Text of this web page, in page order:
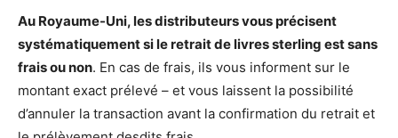
Au Royaume-Uni, les distributeurs vous précisent
systématiquement si le retrait de livres sterling est sans
frais ou non. En cas de frais, ils vous informent sur le
montant exact prélevé – et vous laissent la possibilité
d’annuler la transaction avant la confirmation du retrait et